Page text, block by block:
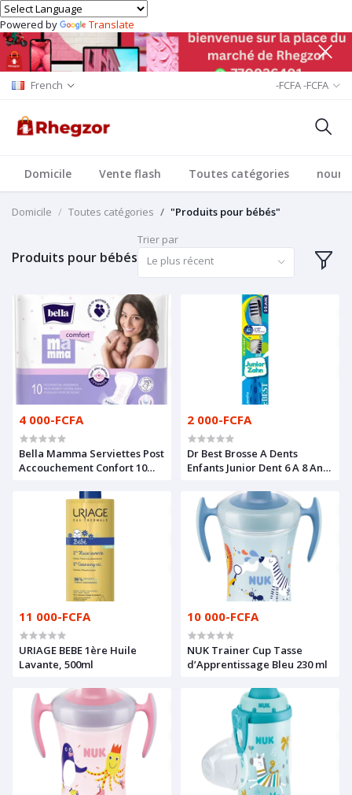
Powered by Translate
French -FCFA -FCFA
Domicile Vente flash Toutes catégories
Domicile Toutes catégories "Produits pour bébés"
Produits pour bébés
Trier par
Le plus récent
4 000-FCFA
Bella Mamma Serviettes Post
Accouchement Confort 10
2 000-FCFA
Dr Best Brosse A Dents
Enfants Junior Dent 6 A 8 Ans
11 000-FCFA
URIAGE BEBE 1ère Huile
Lavante, 500ml
10 000-FCFA
NUK Trainer Cup Tasse
d’Apprentissage Bleu 230 ml